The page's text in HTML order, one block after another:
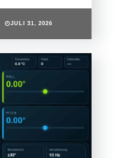
JULI 31, 2026